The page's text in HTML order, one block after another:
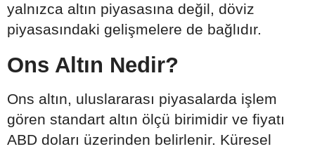
yalnızca altın piyasasına değil, döviz
piyasasındaki gelişmelere de bağlıdır.
Ons Altın Nedir?
Ons altın, uluslararası piyasalarda işlem
gören standart altın ölçü birimidir ve fiyatı
ABD doları üzerinden belirlenir. Küresel